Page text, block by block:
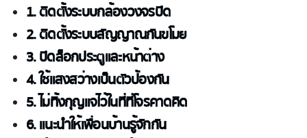
1. ติดตั้งระบบกล้องวงจรปิด
2. ติดตั้งระบบสัญญาณกันขโมย
3. ปิดล็อกประตูและหน้าต่าง
4. ใช้แสงสว่างเป็นตัวป้องกัน
5. ไม่ทิ้งกุญแจไว้ในที่ที่โจรคาดคิด
6. แนะนำให้เพื่อนบ้านรู้จักกัน